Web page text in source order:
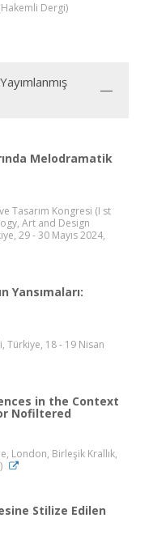
Dergi)
Melodramatik
Tasarım Kongresi (I st
Art and Design
29 - 30 Mayıs 2024,
Yansımaları:
Türkiye, 18 - 19 Nisan
in the Context
Nofiltered
London, Birleşik Krallık,
Stilize Edilen